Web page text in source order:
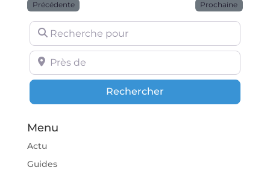
Précédente Prochaine
Recherche pour
Près de
RechercherRechercher
Menu
Actu
Guides